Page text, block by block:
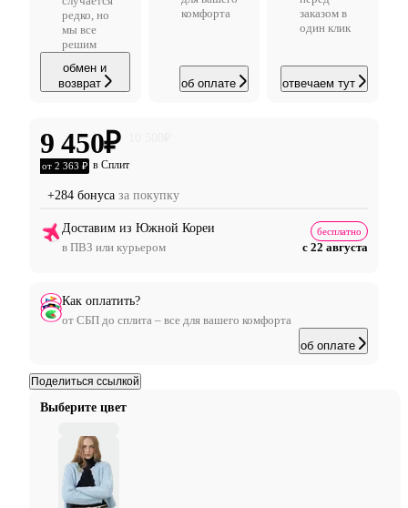
редко, но
мы все
решим
обмен и
возврат
комфорта
об оплате
заказом в
один клик
отвечаем тут
Выберите цвет
9 450₽
от 2 363 ₽ в Сплит
+284 бонуса за покупку
Доставим из Южной Кореи
в ПВЗ или курьером
бесплатно
с 22 августа
Как оплатить?
от СБП до сплита – все для вашего комфорта
об оплате
Поделиться ссылкой